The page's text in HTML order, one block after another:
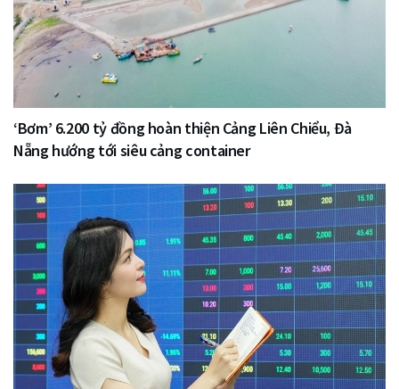
‘Bơm’ 6.200 tỷ đồng hoàn thiện Cảng Liên Chiểu, Đà
Nẵng hướng tới siêu cảng container